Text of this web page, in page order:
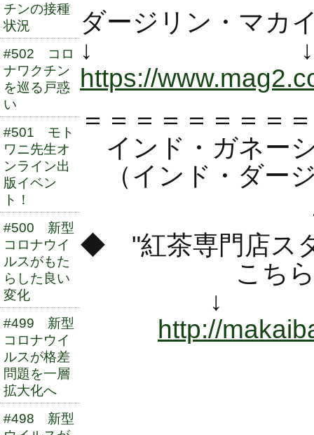
チンの接種
状況
#502 コロ
ナワクチン
を巡る戸惑
い
#501 モト
ワニ先生オ
ンライン出
版イベン
ト！
#500 新型
コロナウイ
ルスがもた
らした良い
変化
#499 新型
コロナウイ
ルスが格差
問題を一層
拡大化へ
#498 新型
ダージリン・マカ
↓
https://
＝＝＝＝＝＝＝＝
インド・ガネー
（インド・ダー
◆ "紅茶専門店ス
こちらのブ
↓
http://